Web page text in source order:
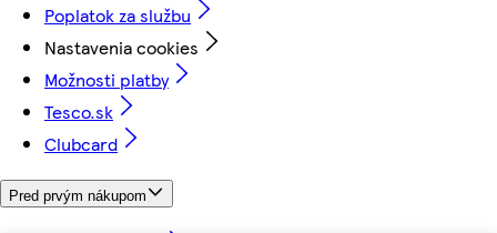
Poplatok za službu
Nastavenia cookies
Možnosti platby
Tesco.sk
Clubcard
Pred prvým nákupom